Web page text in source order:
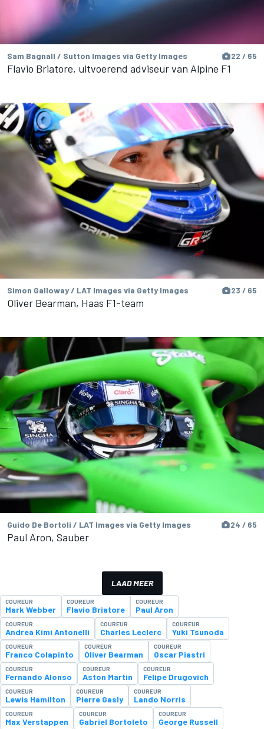
Sam Bagnall / Sutton Images via Getty Images 22 / 65
Flavio Briatore, uitvoerend adviseur van Alpine F1
Simon Galloway / LAT Images via Getty Images 23 / 65
Oliver Bearman, Haas F1-team
Guido De Bortoli / LAT Images via Getty Images 24 / 65
Paul Aron, Sauber
LAAD MEER
COUREUR
Mark Webber
COUREUR
Flavio Briatore
COUREUR
Paul Aron
COUREUR
Andrea Kimi Antonelli
COUREUR
Charles Leclerc
COUREUR
Yuki Tsunoda
COUREUR
Franco Colapinto
COUREUR
Oliver Bearman
COUREUR
Oscar Piastri
COUREUR
Fernando Alonso
COUREUR
Aston Martin
COUREUR
Felipe Drugovich
COUREUR
Lewis Hamilton
COUREUR
Pierre Gasly
COUREUR
Lando Norris
COUREUR
Max Verstappen
COUREUR
Gabriel Bortoleto
COUREUR
George Russell